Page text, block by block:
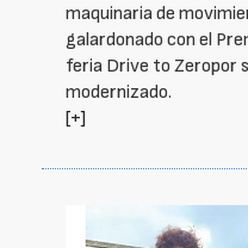
maquinaria de
galardonado con el
feria Drive to Zeropor
modernizado.
[+]